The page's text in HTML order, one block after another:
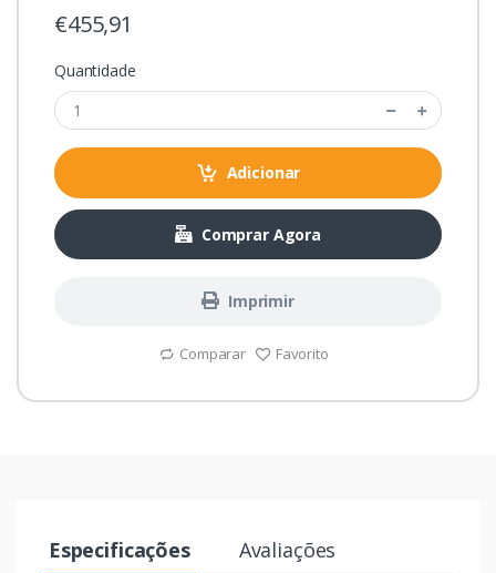
€455,91
Quantidade
Adicionar
Comprar Agora
Imprimir
Comparar Favorito
Especificações Avaliações